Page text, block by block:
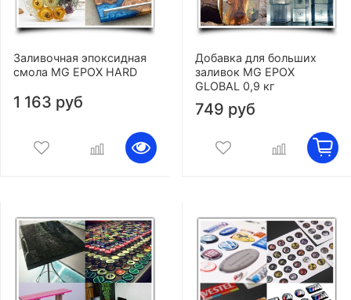
Заливочная эпоксидная
смола MG EPOX HARD
1 163 руб
Добавка для больших
заливок MG EPOX
GLOBAL 0,9 кг
749 руб